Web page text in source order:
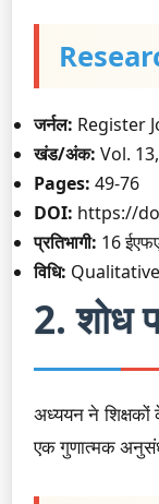
जर्नल: Register
खंड/अंक: Vol.
Pages: 49-76
DOI: https://
प्रतिभागी: 16
विधि:
2. शोध
अध्ययन ने शिक्षकों
एक गुणात्मक